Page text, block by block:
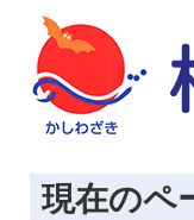
現在のペ